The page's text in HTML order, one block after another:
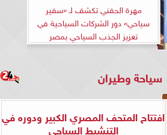
مهرة الحفني تكشف لـ «سفير
سياحي» دور الشركات السياحية في
تعزيز الجذب السياحي بمصر
سياحة وطيران
افتتاح المتحف المصري الكبير ودوره في
التنشيط السياحي